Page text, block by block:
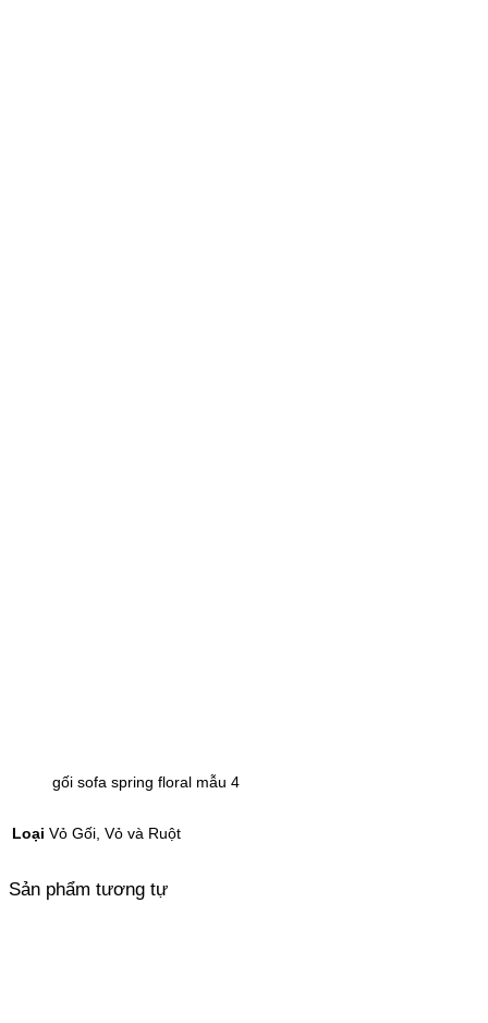
gối sofa spring floral mẫu 4
Loại Vỏ Gối, Vỏ và Ruột
Sản phẩm tương tự